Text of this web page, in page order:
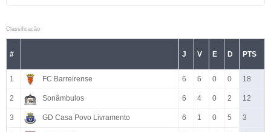
Classificacão
# J V E D PTS
1 FC Barreirense 6 6 0 0 18
2 Sonâmbulos 6 4 0 2 12
3 GD Casa Povo Livramento 6 1 0 5 3